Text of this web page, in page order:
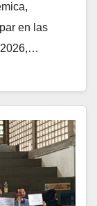
en las
2026,…